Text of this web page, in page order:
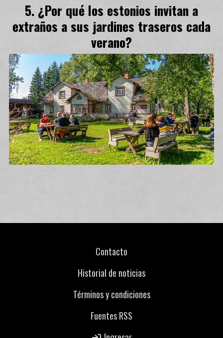
¿Por qué los estonios invitan a
extraños a sus jardines traseros cada
verano?
Contacto
Historial de noticias
Términos y condiciones
Fuentes RSS